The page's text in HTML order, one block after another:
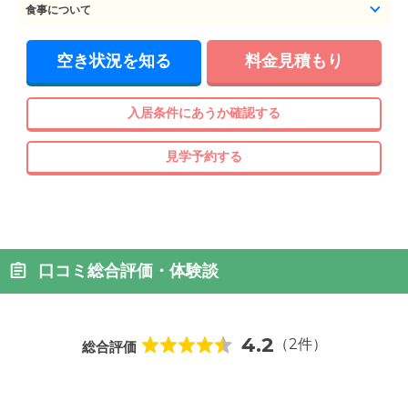
食事について
空き状況を知る 料金見積もり
入居条件にあうか確認する
見学予約する
口コミ総合評価・体験談
総合評価 4.2 （2件）